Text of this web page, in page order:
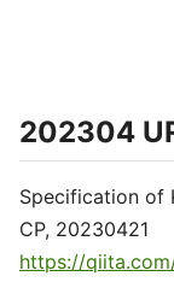
202304
Specification of
CP, 20230421
https://